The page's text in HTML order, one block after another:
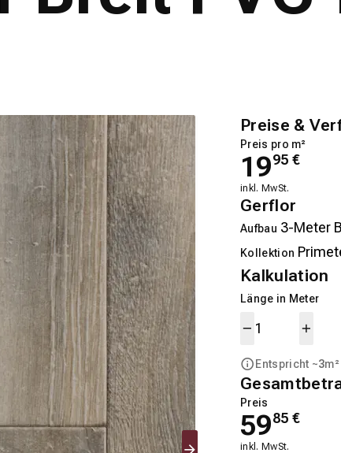
Preise &
Preis pro m²
1995 €
inkl. MwSt.
Gerflor
Aufbau
Kollektion
Kalkulation
Länge in Meter
Entspricht ~3m²
Preis
5985 €
inkl. MwSt.